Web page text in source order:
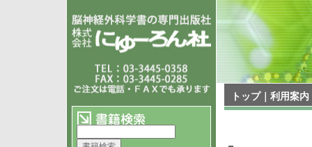
トップ｜ 利用案内